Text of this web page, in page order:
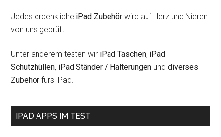
Jedes erdenkliche iPad Zubehör wird auf Herz und Nieren
von uns geprüft.
Unter anderem testen wir iPad Taschen, iPad
Schutzhüllen, iPad Ständer / Halterungen unddiverses
Zubehör fürs iPad.
IPAD APPS IM TEST